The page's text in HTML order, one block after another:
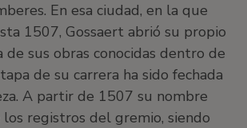
En esa ciudad, en la que
1507, Gossaert abrió su propio
sus obras conocidas dentro de
de su carrera ha sido fechada
A partir de 1507 su nombre
los registros del gremio, siendo